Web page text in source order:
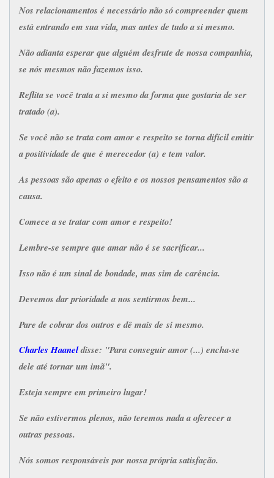
Nos relacionamentos é necessário não só compreender quem
está entrando em sua vida, mas antes de tudo a si mesmo.
Não adianta esperar que alguém desfrute de nossa companhia,
se nós mesmos não fazemos isso.
Reflita se você trata a si mesmo da forma que gostaria de ser
tratado (a).
Se você não se trata com amor e respeito se torna difícil emitir
a positividade de que é merecedor (a) e tem valor.
As pessoas são apenas o efeito e os nossos pensamentos são a
causa.
Comece a se tratar com amor e respeito!
Lembre-se sempre que amar não é se sacrificar...
Isso não é um sinal de bondade, mas sim de carência.
Devemos dar prioridade a nos sentirmos bem...
Pare de cobrar dos outros e dê mais de si mesmo.
Charles Haaneldisse: "Para conseguir amor (...) encha-se
dele até tornar um imã".
Esteja sempre em primeiro lugar!
Se não estivermos plenos, não teremos nada a oferecer a
outras pessoas.
Nós somos responsáveis por nossa própria satisfação.